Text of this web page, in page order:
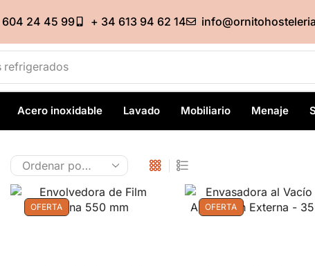
604 24 45 99 + 34 613 94 62 14
refrigerados
Acero inoxidable Lavado Mobiliario Menaje
OFERTA OFERTA